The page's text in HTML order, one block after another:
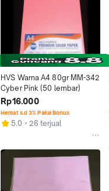
HVS Warna A4 80gr MM-342
Cyber Pink (50 lembar)
Rp16.000
Hemat s.d 3% Pakai Bonus
5.0 26 terjual